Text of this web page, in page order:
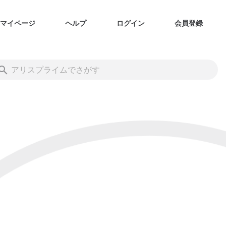
マイページ ヘルプ ログイン 会員登録